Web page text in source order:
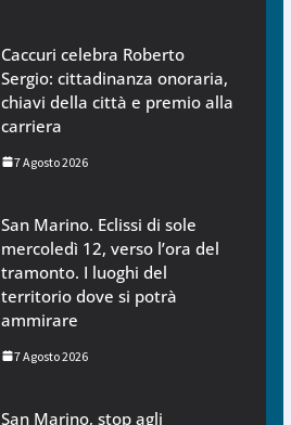
Caccuri celebra Roberto
Sergio: cittadinanza onoraria,
chiavi della città e premio alla
carriera
7 Agosto 2026
San Marino. Eclissi di sole
mercoledì 12, verso l’ora del
tramonto. I luoghi del
territorio dove si potrà
ammirare
7 Agosto 2026
San Marino, stop agli